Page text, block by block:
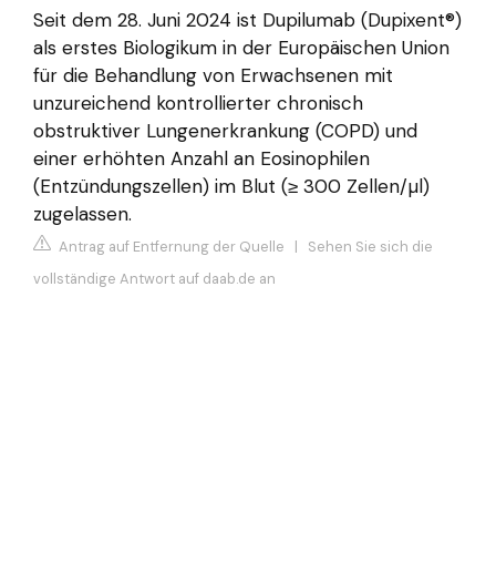
Seit dem 28. Juni 2024 ist Dupilumab (Dupixent®)
als erstes Biologikum in der Europäischen Union
für die Behandlung von Erwachsenen mit
unzureichend kontrollierter chronisch
obstruktiver Lungenerkrankung (COPD) und
einer erhöhten Anzahl an Eosinophilen
(Entzündungszellen) im Blut (≥ 300 Zellen/µl)
zugelassen.
Antrag auf Entfernung der Quelle | Sehen Sie sich die
vollständige Antwort auf daab.de an